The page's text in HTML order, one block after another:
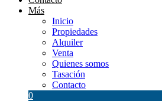
Más
Inicio
Propiedades
Alquiler
Venta
Quienes somos
Tasación
Contacto
0